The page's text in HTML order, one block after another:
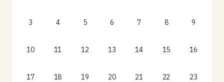
3 4 5 6 7 8 9
10 11 12 13 14 15 16
17 18 19 20 21 22 23